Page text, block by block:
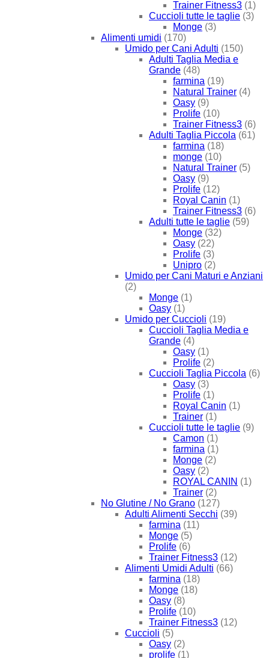
Trainer Fitness3 (1)
Cuccioli tutte le taglie (3)
Monge (3)
Alimenti umidi (170)
Umido per Cani Adulti (150)
Adulti Taglia Media e
Grande (48)
farmina (19)
Natural Trainer (4)
Oasy (9)
Prolife (10)
Trainer Fitness3 (6)
Adulti Taglia Piccola (61)
farmina (18)
monge (10)
Natural Trainer (5)
Oasy (9)
Prolife (12)
Royal Canin (1)
Trainer Fitness3 (6)
Adulti tutte le taglie (59)
Monge (32)
Oasy (22)
Prolife (3)
Unipro (2)
Umido per Cani Maturi e Anziani
(2)
Monge (1)
Oasy (1)
Umido per Cuccioli (19)
Cuccioli Taglia Media e
Grande (4)
Oasy (1)
Prolife (2)
Cuccioli Taglia Piccola (6)
Oasy (3)
Prolife (1)
Royal Canin (1)
Trainer (1)
Cuccioli tutte le taglie (9)
Camon (1)
farmina (1)
Monge (2)
Oasy (2)
ROYAL CANIN (1)
Trainer (2)
No Glutine / No Grano (127)
Adulti Alimenti Secchi (39)
farmina (11)
Monge (5)
Prolife (6)
Trainer Fitness3 (12)
Alimenti Umidi Adulti (66)
farmina (18)
Monge (18)
Oasy (8)
Prolife (10)
Trainer Fitness3 (12)
Cuccioli (5)
Oasy (2)
prolife (1)